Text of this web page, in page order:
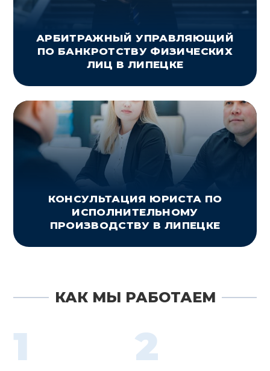
АРБИТРАЖНЫЙ УПРАВЛЯЮЩИЙ
ПО БАНКРОТСТВУ ФИЗИЧЕСКИХ
ЛИЦ В ЛИПЕЦКЕ
КОНСУЛЬТАЦИЯ ЮРИСТА ПО
ИСПОЛНИТЕЛЬНОМУ
ПРОИЗВОДСТВУ В ЛИПЕЦКЕ
КАК МЫ РАБОТАЕМ
1 2